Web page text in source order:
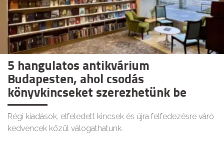
5 hangulatos antikvárium
Budapesten, ahol csodás
könyvkincseket szerezhetünk be
Régi kiadások, elfeledett kincsek és újra felfedezésre váró
kedvencek közül válogathatunk.